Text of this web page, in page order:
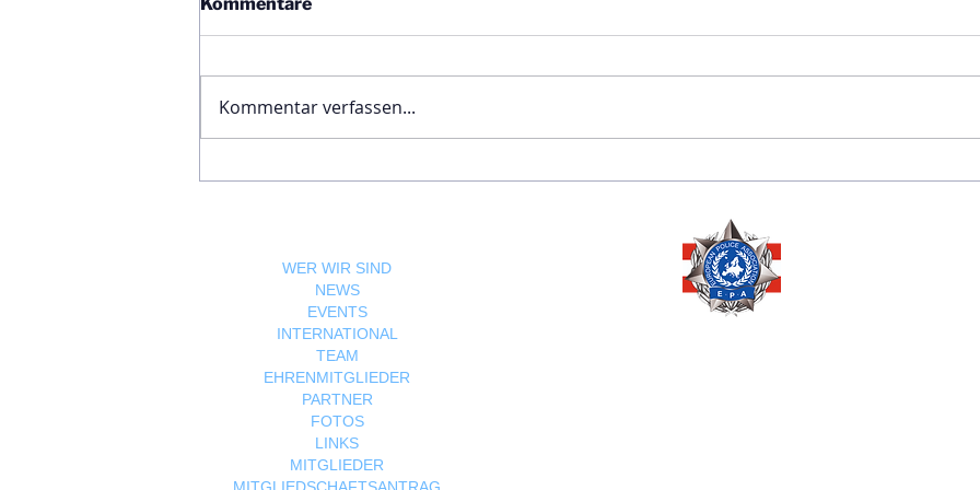
Ägypten und Österreich
BEZIEHUNGEN
ZWISCHEN PERU 🇵🇪
UND ÖSTERREICH 🇦🇹
Kommentar verfassen...
WER WIR SIND
NEWS
EVENTS
INTERNATIONAL
TEAM
EHRENMITGLIEDER
PARTNER
FOTOS
LINKS
MITGLIEDER